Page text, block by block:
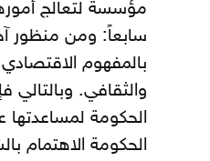
مؤسسة لتعالج
سابعاً: ومن
بالمفهوم
والثقافي.
الحكومة لمساعدتها
الحكومة الاهتمام